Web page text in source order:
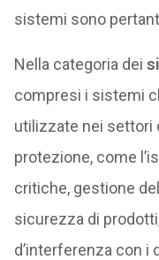
sistemi sono
Nella categoria dei
compresi i sistemi
utilizzate nei settori
protezione, come
critiche, gestione
sicurezza di
d’interferenza con i